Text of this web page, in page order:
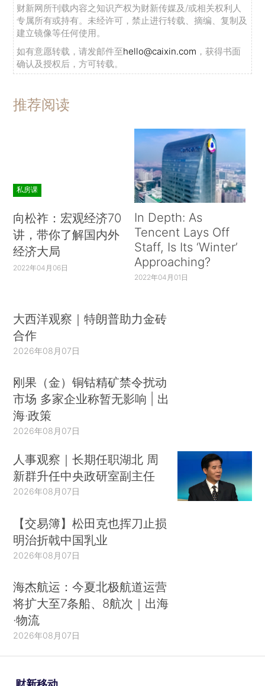
财新网所刊载内容之知识产权为财新传媒及/或相关权利人
专属所有或持有。未经许可，禁止进行转载、摘编、复制及
建立镜像等任何使用。
如有意愿转载，请发邮件至hello@caixin.com ，获得书面
确认及授权后，方可转载。
推荐阅读
私房课
向松祚：宏观经济70
讲，带你了解国内外
经济大局
2022年04月06日
In Depth: As
Tencent Lays Off
Staff, Is Its ‘Winter’
Approaching?
2022年04月01日
大西洋观察｜特朗普助力金砖
合作
2026年08月07日
刚果（金）铜钴精矿禁令扰动
市场 多家企业称暂无影响 | 出
海·政策
2026年08月07日
人事观察｜长期任职湖北 周
新群升任中央政研室副主任
2026年08月07日
【交易簿】松田克也挥刀止损
明治折戟中国乳业
2026年08月07日
海杰航运：今夏北极航道运营
将扩大至7条船、8航次｜出海
·物流
2026年08月07日